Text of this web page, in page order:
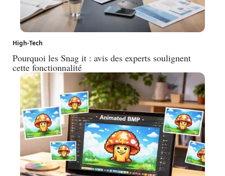
High-Tech
Pourquoi les Snag it : avis des experts soulignent
cette fonctionnalité